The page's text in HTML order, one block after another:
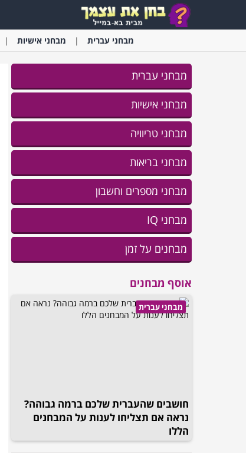
מבחני עברית מבחני אישיות
מבחני עברית
מבחני אישיות
מבחני טריוויה
מבחני בריאות
מבחני מספרים וחשבון
מבחני IQ
מבחנים על זמן
אוסף מבחנים
מבחני עברית
חושבים שהעברית שלכם ברמה גבוהה?
נראה אם תצליחו לענות על המבחנים
הללו